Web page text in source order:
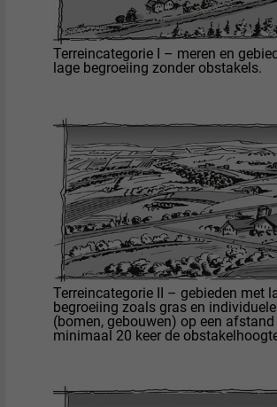
Terreincategorie I – meren en
lage begroeiing zonder obstakels.
Terreincategorie II – gebieden met
begroeiing zoals gras en
(bomen, gebouwen) op een afstand
minimaal 20 keer de